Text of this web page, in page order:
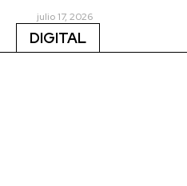
julio 17, 2026
DIGITAL